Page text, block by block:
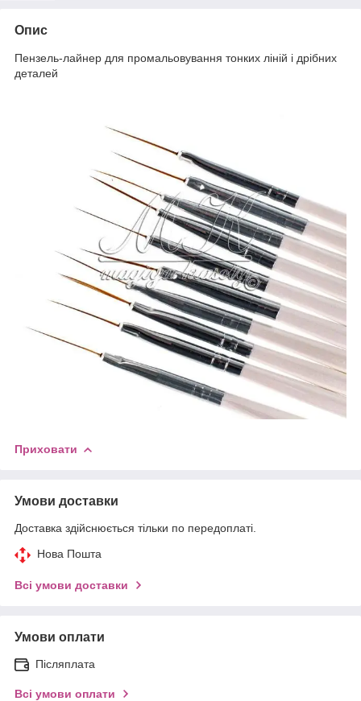
Опис
Пензель-лайнер для промальовування тонких ліній і дрібних
деталей
Приховати
Умови доставки
Доставка здійснюється тільки по передоплаті.
Нова Пошта
Всі умови доставки
Умови оплати
Післяплата
Всі умови оплати